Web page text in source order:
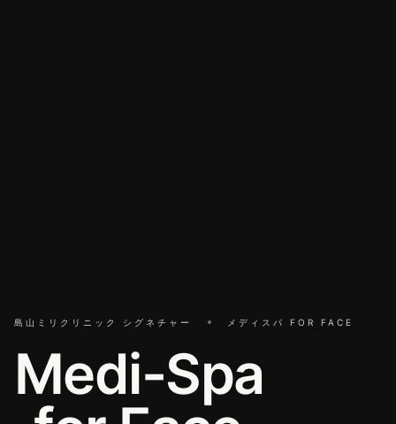
島山ミリクリニック シグネチャー メディスパ FOR FACE
Medi-Spa